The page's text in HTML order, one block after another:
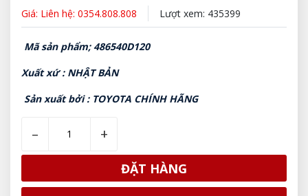
Giá: Liên hệ: 0354.808.808 Lượt xem: 435399
Mã sản phẩm; 486540D120
Xuất xứ : NHẬT BẢN
Sản xuất bởi : TOYOTA CHÍNH HÃNG
– +
ĐẶT HÀNG